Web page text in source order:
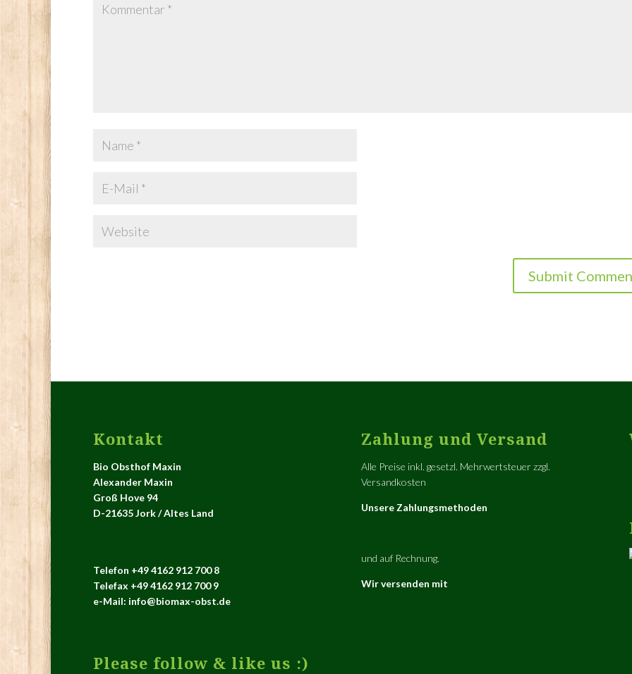
Kontakt
Bio Obsthof Maxin
Alexander Maxin
Groß Hove 94
D-21635 Jork / Altes Land
Telefon +49 4162 912 700 8
Telefax +49 4162 912 700 9
e-Mail: info@biomax-obst.de
Please follow & like us :)
Zahlung und Versand
Alle Preise inkl. gesetzl. Mehrwertsteuer zzgl.
Versandkosten
Unsere Zahlungsmethoden
und auf Rechnung.
Wir versenden mit